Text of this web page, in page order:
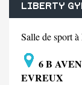
LIBERTY
Salle de sport
6 B
EVREUX